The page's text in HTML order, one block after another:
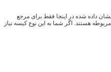
داده شده در اینجا فقط برای مرجع
هستند. اگر شما به این نوع کیسه نیاز